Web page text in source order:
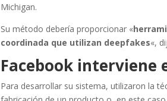
Michigan.
Su método debería proporcionar «
coordinada que utilizan deepfakes«,
Facebook interviene
Para desarrollar su sistema, utilizaron la